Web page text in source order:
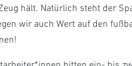
hält. Natürlich steht der
wir auch Wert auf den